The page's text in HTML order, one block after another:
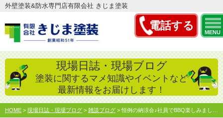
電話する
MENU
外壁塗装&防水専門店有限会社 きじま塗装
現場日誌・現場ブログ
塗装に関するマメ知識やイベントなど
最新情報をお届けします！
HOME > 現場日誌・現場ブログ > 雑談ブログ >恒例の納涼会♪社員でBBQ楽しみました!(^^)!